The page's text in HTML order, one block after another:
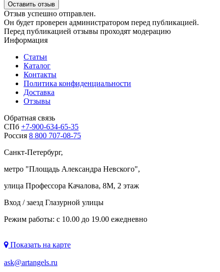
Оставить отзыв
Отзыв успешно отправлен.
Он будет проверен администратором перед публикацией.
Перед публикацией отзывы проходят модерацию
Информация
Статьи
Каталог
Контакты
Политика конфиденциальности
Доставка
Отзывы
Обратная связь
СПб +7-900-634-65-35
Россия 8 800 707-08-75
Санкт-Петербург,
метро "Площадь Александра Невского",
улица Профессора Качалова, 8М, 2 этаж
Вход / заезд Глазурной улицы
Режим работы: с 10.00 до 19.00 ежедневно
Показать на карте
ask@artangels.ru